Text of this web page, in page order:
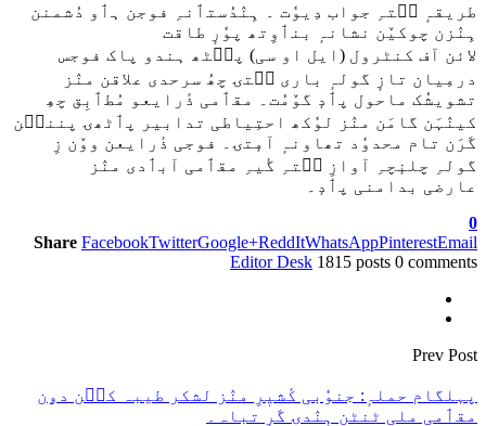
طریقہٕ سۭتہِ جواب دِیوٗت ۔ ہِنٛدُستٲنہِ فوجن ہٲو دُشمنن
ہِنٛزن چوکیٚن نشانہٕ بنٲوِتھ پوٗرٕ طاقت
لائن آف کنٹرول (ایل او سی) پٮ۪ٹھ ہندو پاک فوجس
درمِیان تازٕ گولہٕ باری سۭتۍ چھُ سرحدی علاقن منٛز
تشویشُک ماحول پٲدٕ گوٚمُت۔ مقٲمی ذٔرایعو مُطٲبِق چھِ
کینٛہَن گامَن منٛز لوٗکھ احتِیاطی تدابیر پٲٹھۍ پننٮ۪ن
گَرَن تام محدوٗد تھاونہٕ آمٕتۍ۔ فوجی ذٔرایعن ووٚن زِ
گولہِ چلنٕچہِ آوازِ سۭتہِ گٔیہِ مقٲمی آبٲدی منٛز
عارضی بدامنی پٲدٕ۔
0
Share FacebookTwitterGoogle+ReddItWhatsAppPinterestEmail
Editor Desk 1815 posts 0 comments
Prev Post
پہلگام حملہٕ: جنوٗبی کٔشیٖرِ منٛز لشکر طیبہ کٮ۪ن دۄن
مقٲمی ملی ٹنٹن ہٕنٛدۍ گَرٕ تباہ۔